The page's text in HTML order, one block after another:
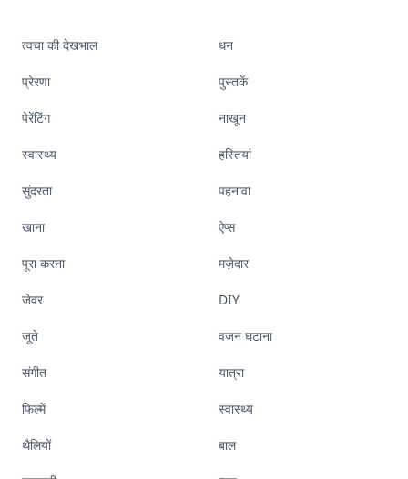
त्वचा की देखभाल धन
प्रेरणा पुस्तकें
पेरेंटिंग नाखून
स्वास्थ्य हस्तियां
सुंदरता पहनावा
खाना ऐप्स
पूरा करना मज़ेदार
जेवर DIY
जूते वजन घटाना
संगीत यात्रा
फिल्में स्वास्थ्य
थैलियों बाल